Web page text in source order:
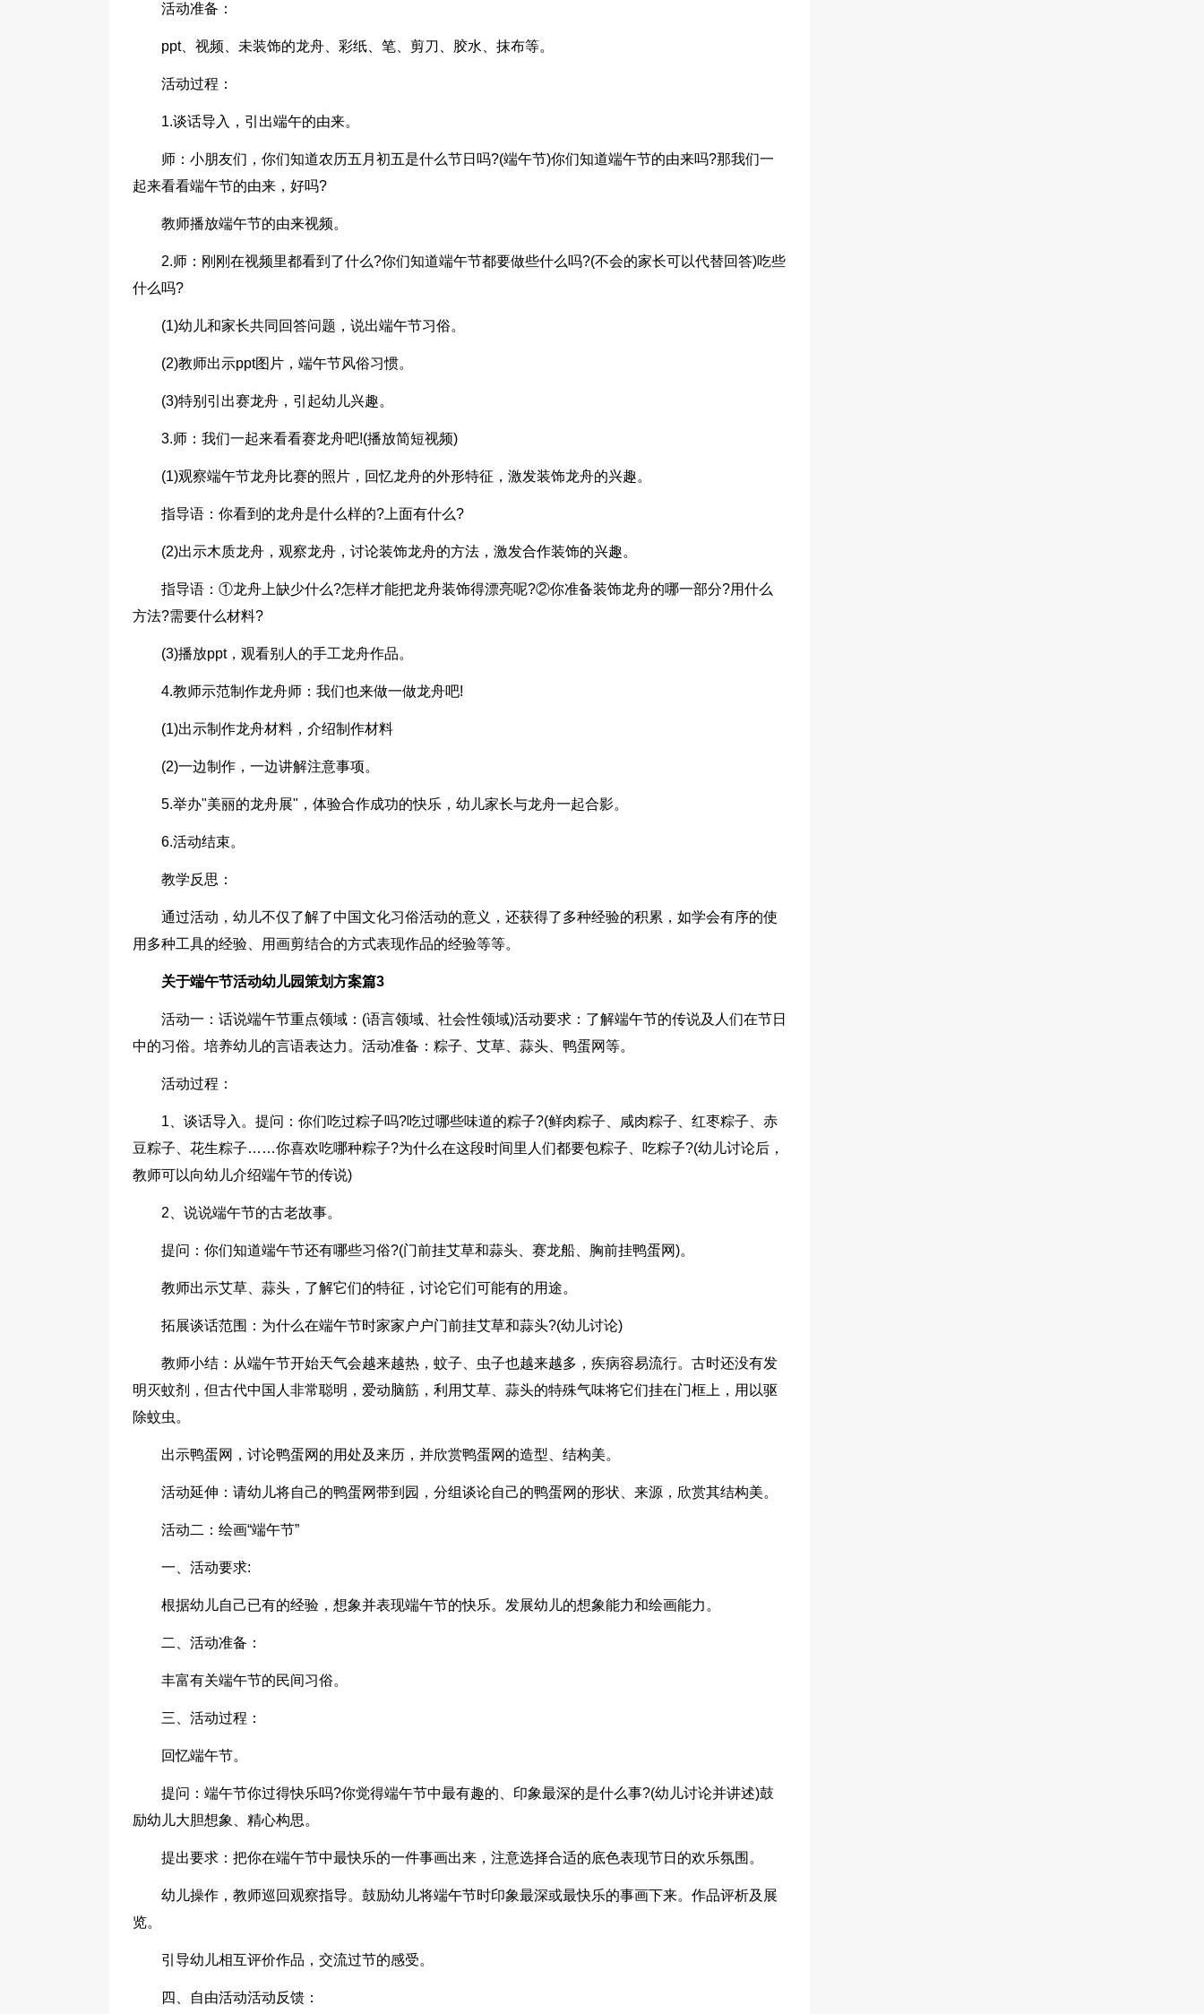
活动准备：
ppt、视频、未装饰的龙舟、彩纸、笔、剪刀、胶水、抹布等。
活动过程：
1.谈话导入，引出端午的由来。
师：小朋友们，你们知道农历五月初五是什么节日吗?(端午节)你们知道端午节的由来吗?那我们一
起来看看端午节的由来，好吗?
教师播放端午节的由来视频。
2.师：刚刚在视频里都看到了什么?你们知道端午节都要做些什么吗?(不会的家长可以代替回答)吃些
什么吗?
(1)幼儿和家长共同回答问题，说出端午节习俗。
(2)教师出示ppt图片，端午节风俗习惯。
(3)特别引出赛龙舟，引起幼儿兴趣。
3.师：我们一起来看看赛龙舟吧!(播放简短视频)
(1)观察端午节龙舟比赛的照片，回忆龙舟的外形特征，激发装饰龙舟的兴趣。
指导语：你看到的龙舟是什么样的?上面有什么?
(2)出示木质龙舟，观察龙舟，讨论装饰龙舟的方法，激发合作装饰的兴趣。
指导语：①龙舟上缺少什么?怎样才能把龙舟装饰得漂亮呢?②你准备装饰龙舟的哪一部分?用什么
方法?需要什么材料?
(3)播放ppt，观看别人的手工龙舟作品。
4.教师示范制作龙舟师：我们也来做一做龙舟吧!
(1)出示制作龙舟材料，介绍制作材料
(2)一边制作，一边讲解注意事项。
5.举办"美丽的龙舟展"，体验合作成功的快乐，幼儿家长与龙舟一起合影。
6.活动结束。
教学反思：
通过活动，幼儿不仅了解了中国文化习俗活动的意义，还获得了多种经验的积累，如学会有序的使
用多种工具的经验、用画剪结合的方式表现作品的经验等等。
关于端午节活动幼儿园策划方案篇3
活动一：话说端午节重点领域：(语言领域、社会性领域)活动要求：了解端午节的传说及人们在节日
中的习俗。培养幼儿的言语表达力。活动准备：粽子、艾草、蒜头、鸭蛋网等。
活动过程：
1、谈话导入。提问：你们吃过粽子吗?吃过哪些味道的粽子?(鲜肉粽子、咸肉粽子、红枣粽子、赤
豆粽子、花生粽子……你喜欢吃哪种粽子?为什么在这段时间里人们都要包粽子、吃粽子?(幼儿讨论后，
教师可以向幼儿介绍端午节的传说)
2、说说端午节的古老故事。
提问：你们知道端午节还有哪些习俗?(门前挂艾草和蒜头、赛龙船、胸前挂鸭蛋网)。
教师出示艾草、蒜头，了解它们的特征，讨论它们可能有的用途。
拓展谈话范围：为什么在端午节时家家户户门前挂艾草和蒜头?(幼儿讨论)
教师小结：从端午节开始天气会越来越热，蚊子、虫子也越来越多，疾病容易流行。古时还没有发
明灭蚊剂，但古代中国人非常聪明，爱动脑筋，利用艾草、蒜头的特殊气味将它们挂在门框上，用以驱
除蚊虫。
出示鸭蛋网，讨论鸭蛋网的用处及来历，并欣赏鸭蛋网的造型、结构美。
活动延伸：请幼儿将自己的鸭蛋网带到园，分组谈论自己的鸭蛋网的形状、来源，欣赏其结构美。
活动二：绘画“端午节”
一、活动要求:
根据幼儿自己已有的经验，想象并表现端午节的快乐。发展幼儿的想象能力和绘画能力。
二、活动准备：
丰富有关端午节的民间习俗。
三、活动过程：
回忆端午节。
提问：端午节你过得快乐吗?你觉得端午节中最有趣的、印象最深的是什么事?(幼儿讨论并讲述)鼓
励幼儿大胆想象、精心构思。
提出要求：把你在端午节中最快乐的一件事画出来，注意选择合适的底色表现节日的欢乐氛围。
幼儿操作，教师巡回观察指导。鼓励幼儿将端午节时印象最深或最快乐的事画下来。作品评析及展
览。
引导幼儿相互评价作品，交流过节的感受。
四、自由活动活动反馈：